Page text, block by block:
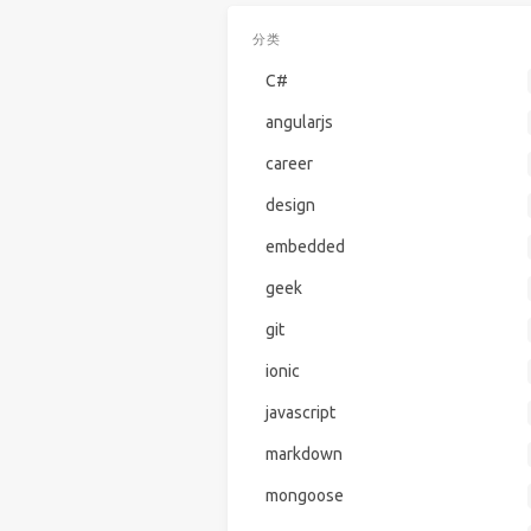
分类
C#
angularjs
career
design
embedded
geek
git
ionic
javascript
markdown
mongoose